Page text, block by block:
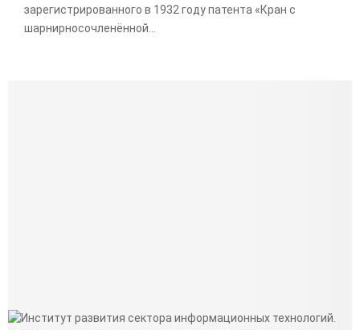
зарегистрированного в 1932 году патента «Кран с
шарнирносочленённой...